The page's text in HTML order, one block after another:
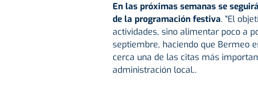
En las próximas semanas se
de la programación festiva. "El
actividades, sino alimentar poco a
septiembre, haciendo que Bermeo
cerca una de las citas más
administración local..